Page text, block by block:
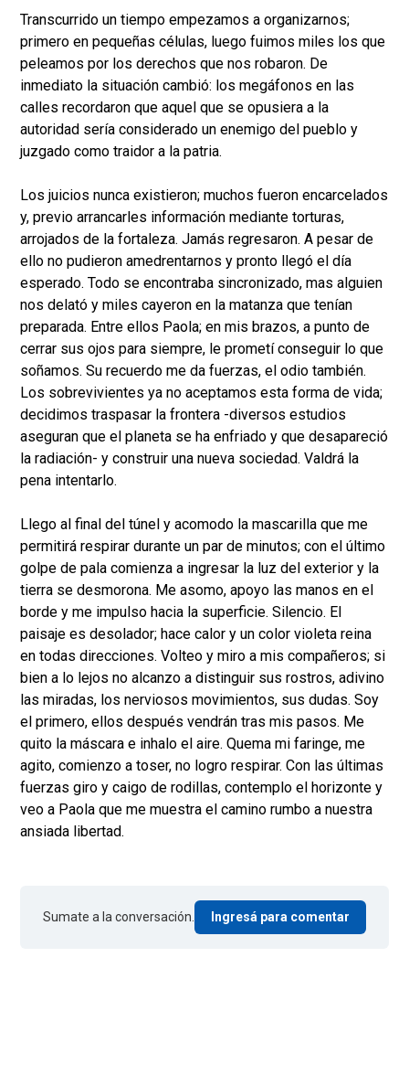
Transcurrido un tiempo empezamos a organizarnos;
primero en pequeñas células, luego fuimos miles los que
peleamos por los derechos que nos robaron. De
inmediato la situación cambió: los megáfonos en las
calles recordaron que aquel que se opusiera a la
autoridad sería considerado un enemigo del pueblo y
juzgado como traidor a la patria.
Los juicios nunca existieron; muchos fueron encarcelados
y, previo arrancarles información mediante torturas,
arrojados de la fortaleza. Jamás regresaron. A pesar de
ello no pudieron amedrentarnos y pronto llegó el día
esperado. Todo se encontraba sincronizado, mas alguien
nos delató y miles cayeron en la matanza que tenían
preparada. Entre ellos Paola; en mis brazos, a punto de
cerrar sus ojos para siempre, le prometí conseguir lo que
soñamos. Su recuerdo me da fuerzas, el odio también.
Los sobrevivientes ya no aceptamos esta forma de vida;
decidimos traspasar la frontera -diversos estudios
aseguran que el planeta se ha enfriado y que desapareció
la radiación- y construir una nueva sociedad. Valdrá la
pena intentarlo.
Llego al final del túnel y acomodo la mascarilla que me
permitirá respirar durante un par de minutos; con el último
golpe de pala comienza a ingresar la luz del exterior y la
tierra se desmorona. Me asomo, apoyo las manos en el
borde y me impulso hacia la superficie. Silencio. El
paisaje es desolador; hace calor y un color violeta reina
en todas direcciones. Volteo y miro a mis compañeros; si
bien a lo lejos no alcanzo a distinguir sus rostros, adivino
las miradas, los nerviosos movimientos, sus dudas. Soy
el primero, ellos después vendrán tras mis pasos. Me
quito la máscara e inhalo el aire. Quema mi faringe, me
agito, comienzo a toser, no logro respirar. Con las últimas
fuerzas giro y caigo de rodillas, contemplo el horizonte y
veo a Paola que me muestra el camino rumbo a nuestra
ansiada libertad.
Sumate a la conversación. Ingresá para comentar